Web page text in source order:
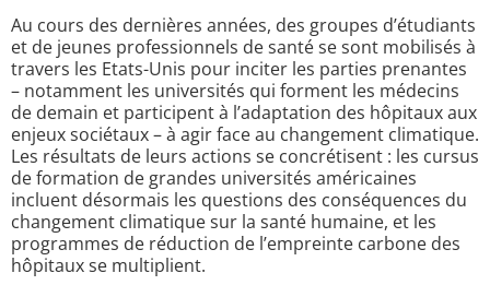
Au cours des dernières années, des groupes d’étudiants
et de jeunes professionnels de santé se sont mobilisés à
travers les Etats-Unis pour inciter les parties prenantes
– notamment les universités qui forment les médecins
de demain et participent à l’adaptation des hôpitaux aux
enjeux sociétaux – à agir face au changement climatique.
Les résultats de leurs actions se concrétisent : les cursus
de formation de grandes universités américaines
incluent désormais les questions des conséquences du
changement climatique sur la santé humaine, et les
programmes de réduction de l’empreinte carbone des
hôpitaux se multiplient.